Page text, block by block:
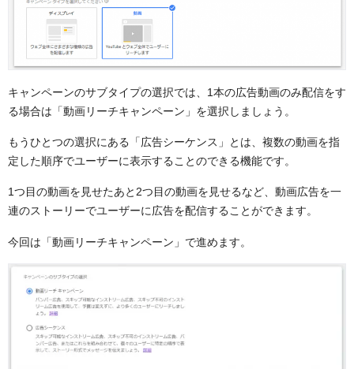
キャンペーンのサブタイプの選択では、1本の広告動画のみ配信をす
る場合は「動画リーチキャンペーン」を選択しましょう。
もうひとつの選択にある「広告シーケンス」とは、複数の動画を指
定した順序でユーザーに表示することのできる機能です。
1つ目の動画を見せたあと2つ目の動画を見せるなど、動画広告を一
連のストーリーでユーザーに広告を配信することができます。
今回は「動画リーチキャンペーン」で進めます。